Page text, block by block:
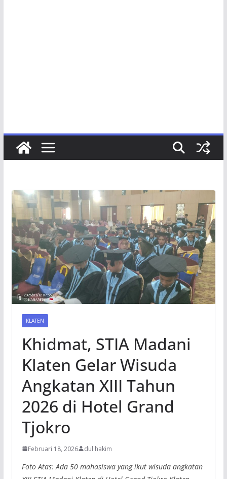
KLATEN
Khidmat, STIA Madani
Klaten Gelar Wisuda
Angkatan XIII Tahun
2026 di Hotel Grand
Tjokro
Februari 18, 2026 dul hakim
Foto Atas: Ada 50 mahasiswa yang ikut wisuda angkatan